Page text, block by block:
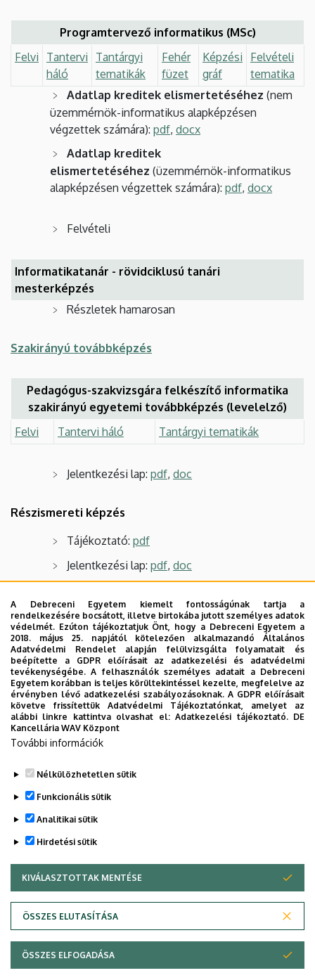
Programtervező informatikus (MSc)
Felvi
Tantervi
háló
Tantárgyi
tematikák
Fehér
füzet
Képzési
gráf
Felvételi
tematika
Adatlap kreditek elismertetéséhez (nem
üzemmérnök-informatikus alapképzésen
végzettek számára): pdf, docx
Adatlap kreditek
elismertetéséhez (üzemmérnök-informatikus
alapképzésen végzettek számára): pdf, docx
Felvételi
Informatikatanár - rövidciklusú tanári
mesterképzés
Részletek hamarosan
Szakirányú továbbképzés
Pedagógus-szakvizsgára felkészítő informatika
szakirányú egyetemi továbbképzés (levelelző)
Felvi
Tantervi háló Tantárgyi tematikák
Jelentkezési lap: pdf, doc
Részismereti képzés
Tájékoztató: pdf
Jelentkezési lap: pdf, doc
Legutóbbi frissítés: 2023. 12. 21. 14:23
Adatvédelem
Copyright © 2026 Unideb
A Debreceni Egyetem kiemelt fontosságúnak tartja a
rendelkezésére bocsátott, illetve birtokába jutott személyes adatok
védelmét. Ezúton tájékoztatjuk Önt, hogy a Debreceni Egyetem a
2018. május 25. napjától kötelezően alkalmazandó Általános
Adatvédelmi Rendelet alapján felülvizsgálta folyamatait és
beépítette a GDPR előírásait az adatkezelési és adatvédelmi
tevékenységébe. A felhasználók személyes adatait a Debreceni
Egyetem korábban is teljes körültekintéssel kezelte, megfelelve az
érvényben lévő adatkezelési szabályozásoknak. A GDPR előírásait
követve frissítettük Adatvédelmi Tájékoztatónkat, amelyet az
alábbi linkre kattintva olvashat el:Adatkezelési tájékoztató. DE
Kancellária WAV Központ
További információk
Nélkülözhetetlen sütik
Funkcionális sütik
Analitikai sütik
Hirdetési sütik
KIVÁLASZTOTTAK MENTÉSE
ÖSSZES ELUTASÍTÁSA
WITHDRAW CONSENT
ÖSSZES ELFOGADÁSA